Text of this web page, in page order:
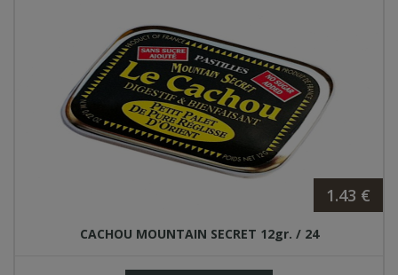
1.43 €
CACHOU MOUNTAIN SECRET 12gr. / 24